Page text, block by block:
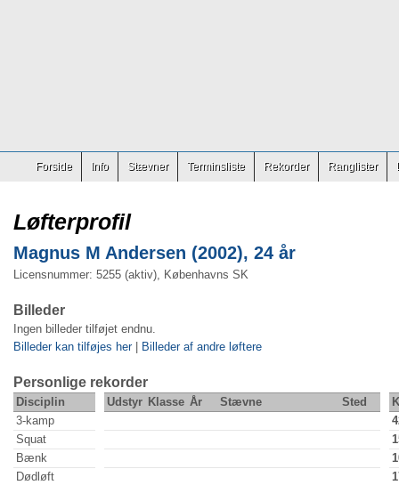
Forside Info Stævner Terminsliste Rekorder Ranglister
Løfterprofil
Magnus M Andersen (2002), 24 år
Licensnummer: 5255 (aktiv), Københavns SK
Billeder
Ingen billeder tilføjet endnu.
Billeder kan tilføjes her| Billeder af andre løftere
Personlige rekorder
Disciplin Udstyr Klasse År Stævne Sted
3-kamp
Squat
Bænk
Dødløft